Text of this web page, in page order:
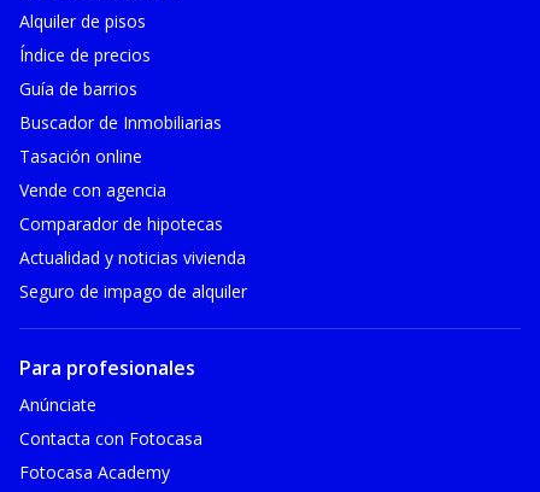
Alquiler de pisos
Índice de precios
Guía de barrios
Buscador de Inmobiliarias
Tasación online
Vende con agencia
Comparador de hipotecas
Actualidad y noticias vivienda
Seguro de impago de alquiler
Para profesionales
Anúnciate
Contacta con Fotocasa
Fotocasa Academy